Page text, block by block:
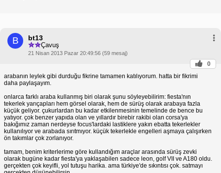
B bt13
Çavuş
21 Nisan 2013 Pazar 20:49:56 (59 mesaj)
0
arabanın leylek gibi durduğu fikrine tamamen katılıyorum. hatta bir fikrimi
daha paylaşayım.
onlarca farklı araba kullanmış biri olarak şunu söyleyebilirim: fiesta'nın
tekerlek yarıçapları hem görsel olarak, hem de sürüş olarak arabaya fazla
küçük geliyor. çukurlardan bu kadar etkilenmesinin temelinde de bence bu
yatıyor. çok benzer yapıda olan ve yıllardır birebir rakibi olan corsa'ya
bakığımız zaman nerdeyse focus'lardaki lastiklere yakın ebatta tekerlekler
kullanılıyor ve arabada sırıtmıyor. küçük tekerlekle engelleri aşmaya çalışırken
ön takımlar çok zorlanıyor.
tamam, benim kriterlerime göre kullandığım araçlar arasında sürüş zevki
olarak bugüne kadar fiesta'ya yaklaşabilen sadece leon, golf VII ve A180 oldu.
gerçekten çok keyifli, yol tutuşu harika. ama türkiye'de sıkıntısı çok. satmayı